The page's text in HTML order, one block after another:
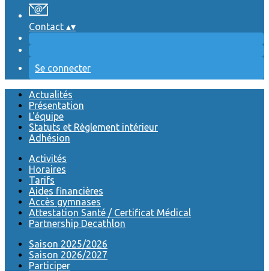
Contact ▴▾
Se connecter
Actualités
Présentation
L'équipe
Statuts et Règlement intérieur
Adhésion
Activités
Horaires
Tarifs
Aides financières
Accès gymnases
Attestation Santé / Certificat Médical
Partnership Decathlon
Saison 2025/2026
Saison 2026/2027
Participer